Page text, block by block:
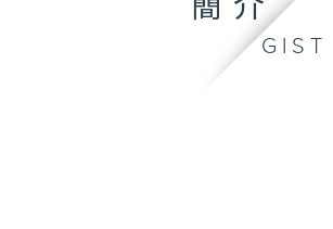
簡介
GIST